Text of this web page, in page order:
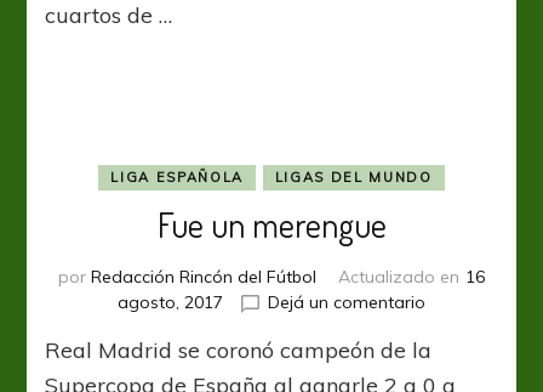
cuartos de …
LIGA ESPAÑOLA LIGAS DEL MUNDO
Fue un merengue
por Redacción Rincón del Fútbol Actualizado en 16
agosto, 2017
Dejá un comentario
un
merengue
Real Madrid se coronó campeón de la
Supercopa de España al ganarle 2 a 0 a